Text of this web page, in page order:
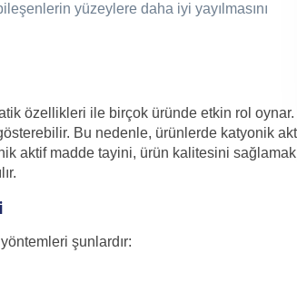
yüzeylere daha iyi yayılmasını
özellikleri ile birçok üründe etkin rol oynar.
Bu nedenle, ürünlerde katyonik
aktif madde tayini, ürün kalitesini
şunlardır: